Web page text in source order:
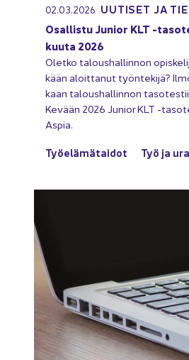
02.03.2026 UU­TI­SET JA
Osal­lis­tu Ju­nior KLT -​
kuu­ta 2026
Olet­ko ta­lous­hal­lin­non
kään aloit­ta­nut työn­te­ki­jä?
kaan ta­lous­hal­lin­non
Ke­vään 2026 Ju­nior KLT -​
Aspia.
Työ­elä­mä­tai­dot Työ ja ura